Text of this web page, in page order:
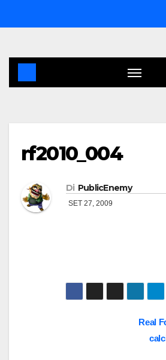
al
rf2010_004
Di PublicEnemy
SET 27, 2009
Real